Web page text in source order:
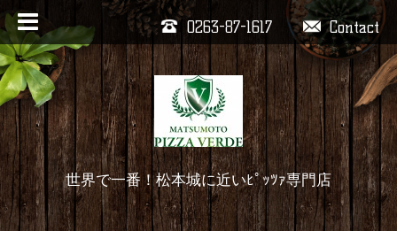
Contact
0263-87-1617
世界で一番！松本城に近いﾋﾟｯﾂｧ専門店